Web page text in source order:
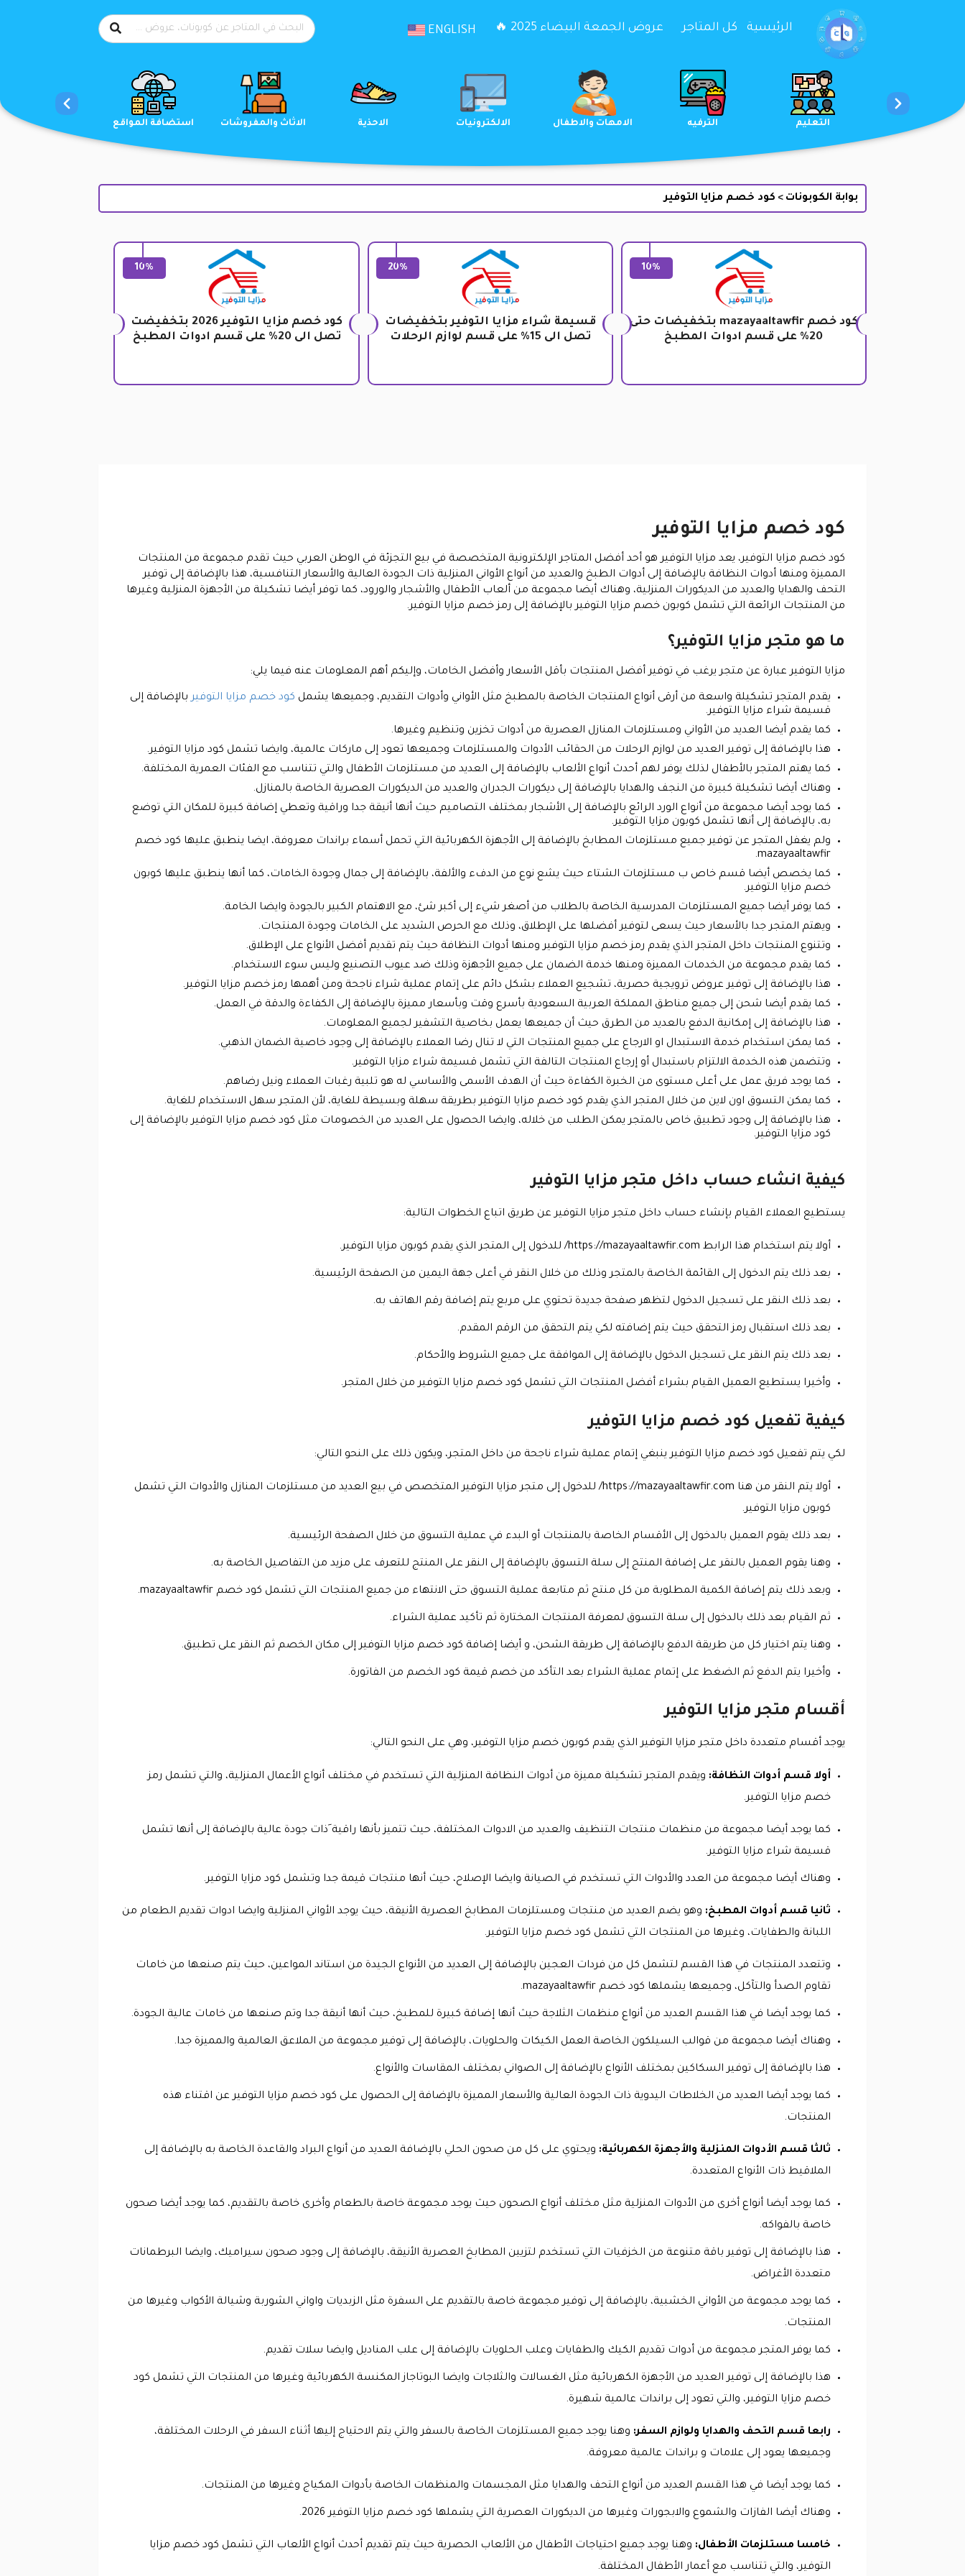
تخطي إلى المحتوى
الرئيسية كل المتاجر عروض الجمعة البيضاء 2025 🔥 ENGLISH
استضافة المواقع الاثاث والمفروشات الاحذية الالكترونيات الامهات والاطفال الترفيه التعليم الجمال والعناية الخدمات
بوابة الكوبونات > كود خصم مزايا التوفير
10%
كود خصم mazayaaltawfir بتخفيضات حتى
20% على قسم ادوات المطبخ
20%
قسيمة شراء مزايا التوفير بتخفيضات
تصل الى 15% على قسم لوازم الرحلات
10%
كود خصم مزايا التوفير 2026 بتخفيضت
تصل الى 20% على قسم ادوات المطبخ
كود خصم مزايا التوفير
كود خصم مزايا التوفير، يعد مزايا التوفير هو أحد أفضل المتاجر الإلكترونية المتخصصة في بيع التجزئة في الوطن العربي حيث تقدم مجموعة من المنتجات
المميزة ومنها أدوات النظافة بالإضافة إلى أدوات الطبخ والعديد من أنواع الأواني المنزلية ذات الجودة العالية والأسعار التنافسية، هذا بالإضافة إلى توفير
التحف والهدايا والعديد من الديكورات المنزلية، وهناك أيضا مجموعة من ألعاب الأطفال والأشجار والورود، كما توفر أيضا تشكيلة من الأجهزة المنزلية وغيرها
من المنتجات الرائعة التي تشمل كوبون خصم مزايا التوفير بالإضافة إلى رمز خصم مزايا التوفير.
ما هو متجر مزايا التوفير؟
مزايا التوفير عبارة عن متجر يرغب في توفير أفضل المنتجات بأقل الأسعار وأفضل الخامات، وإليكم أهم المعلومات عنه فيما يلي:
يقدم المتجر تشكيلة واسعة من أرقى أنواع المنتجات الخاصة بالمطبخ مثل الأواني وأدوات التقديم، وجميعها يشمل كود خصم مزايا التوفيربالإضافة إلى
قسيمة شراء مزايا التوفير.
كما يقدم أيضا العديد من الأواني ومستلزمات المنازل العصرية من أدوات تخزين وتنظيم وغيرها.
هذا بالإضافة إلى توفير العديد من لوازم الرحلات من الحقائب الأدوات والمستلزمات وجميعها تعود إلى ماركات عالمية، وايضا تشمل كود مزايا التوفير.
كما يهتم المتجر بالأطفال لذلك يوفر لهم أحدث أنواع الألعاب بالإضافة إلى العديد من مستلزمات الأطفال والتي تتناسب مع الفئات العمرية المختلفة.
وهناك أيضا تشكيلة كبيرة من النجف والهدايا بالإضافة إلى ديكورات الجدران والعديد من الديكورات العصرية الخاصة بالمنازل.
كما يوجد أيضا مجموعة من أنواع الورد الرائع بالإضافة إلى الأشجار بمختلف التصاميم حيث أنها أنيقة جدا وراقية وتعطي إضافة كبيرة للمكان التي توضع
به، بالإضافة إلى أنها تشمل كوبون مزايا التوفير.
ولم يغفل المتجر عن توفير جميع مستلزمات المطابخ بالإضافة إلى الأجهزة الكهربائية التي تحمل أسماء براندات معروفة، ايضا ينطبق عليها كود خصم
mazayaaltawfir.
كما يخصص أيضا قسم خاص ب مستلزمات الشتاء حيث يشع نوع من الدفء والألفة، بالإضافة إلى جمال وجودة الخامات، كما أنها ينطبق عليها كوبون
خصم مزايا التوفير.
كما يوفر أيضا جميع المستلزمات المدرسية الخاصة بالطلاب من أصغر شيء إلى أكبر شئ، مع الاهتمام الكبير بالجودة وايضا الخامة.
ويهتم المتجر جدا بالأسعار حيث يسعى لتوفير أفضلها على الإطلاق، وذلك مع الحرص الشديد على الخامات وجودة المنتجات.
وتتنوع المنتجات داخل المتجر الذي يقدم رمز خصم مزايا التوفير ومنها أدوات النظافة حيث يتم تقديم أفضل الأنواع على الإطلاق.
كما يقدم مجموعة من الخدمات المميزة ومنها خدمة الضمان على جميع الأجهزة وذلك ضد عيوب التصنيع وليس سوء الاستخدام.
هذا بالإضافة إلى توفير عروض ترويجية حصرية، تشجيع العملاء بشكل دائم على إتمام عملية شراء ناجحة ومن أهمها رمز خصم مزايا التوفير.
كما يقدم أيضا شحن إلى جميع مناطق المملكة العربية السعودية بأسرع وقت وبأسعار مميزة بالإضافة إلى الكفاءة والدقة في العمل.
هذا بالإضافة إلى إمكانية الدفع بالعديد من الطرق حيث أن جميعها يعمل بخاصية التشفير لجميع المعلومات.
كما يمكن استخدام خدمة الاستبدال او الارجاع على جميع المنتجات التي لا تنال رضا العملاء بالإضافة إلى وجود خاصية الضمان الذهبي.
وتتضمن هذه الخدمة الالتزام باستبدال أو إرجاع المنتجات التالفة التي تشمل قسيمة شراء مزايا التوفير.
كما يوجد فريق عمل على أعلى مستوى من الخبرة الكفاءة حيث أن الهدف الأسمى والأساسي له هو تلبية رغبات العملاء ونيل رضاهم.
كما يمكن التسوق اون لاين من خلال المتجر الذي يقدم كود خصم مزايا التوفير بطريقة سهلة وبسيطة للغاية، لأن المتجر سهل الاستخدام للغاية.
هذا بالإضافة إلى وجود تطبيق خاص بالمتجر يمكن الطلب من خلاله، وايضا الحصول على العديد من الخصومات مثل كود خصم مزايا التوفير بالإضافة إلى
كود مزايا التوفير.
كيفية انشاء حساب داخل متجر مزايا التوفير
يستطيع العملاء القيام بإنشاء حساب داخل متجر مزايا التوفير عن طريق اتباع الخطوات التالية:
أولا يتم استخدام هذا الرابط https://mazayaaltawfir.com/ للدخول إلى المتجر الذي يقدم كوبون مزايا التوفير.
بعد ذلك يتم الدخول إلى القائمة الخاصة بالمتجر وذلك من خلال النقر في أعلى جهة اليمين من الصفحة الرئيسية.
بعد ذلك النقر على تسجيل الدخول لتظهر صفحة جديدة تحتوي على مربع يتم إضافة رقم الهاتف به.
بعد ذلك استقبال رمز التحقق حيث يتم إضافته لكي يتم التحقق من الرقم المقدم.
بعد ذلك يتم النقر على تسجيل الدخول بالإضافة إلى الموافقة على جميع الشروط والأحكام.
وأخيرا يستطيع العميل القيام بشراء أفضل المنتجات التي تشمل كود خصم مزايا التوفير من خلال المتجر.
كيفية تفعيل كود خصم مزايا التوفير
لكي يتم تفعيل كود خصم مزايا التوفير ينبغي إتمام عملية شراء ناجحة من داخل المتجر، ويكون ذلك على النحو التالي:
أولا يتم النقر من هنا https://mazayaaltawfir.com/ للدخول إلى متجر مزايا التوفير المتخصص في بيع العديد من مستلزمات المنازل والأدوات التي تشمل
كوبون مزايا التوفير.
بعد ذلك يقوم العميل بالدخول إلى الأقسام الخاصة بالمنتجات أو البدء في عملية التسوق من خلال الصفحة الرئيسية.
وهنا يقوم العميل بالنقر على إضافة المنتج إلى سلة التسوق بالإضافة إلى النقر على المنتج للتعرف على مزيد من التفاصيل الخاصة به.
وبعد ذلك يتم إضافة الكمية المطلوبة من كل منتج ثم متابعة عملية التسوق حتى الانتهاء من جميع المنتجات التي تشمل كود خصم mazayaaltawfir.
ثم القيام بعد ذلك بالدخول إلى سلة التسوق لمعرفة المنتجات المختارة ثم تأكيد عملية الشراء.
وهنا يتم اختيار كل من طريقة الدفع بالإضافة إلى طريقة الشحن، و أيضا إضافة كود خصم مزايا التوفير إلى مكان الخصم ثم النقر على تطبيق.
وأخيرا يتم الدفع ثم الضغط على إتمام عملية الشراء بعد التأكد من خصم قيمة كود الخصم من الفاتورة.
أقسام متجر مزايا التوفير
يوجد أقسام متعددة داخل متجر مزايا التوفير الذي يقدم كوبون خصم مزايا التوفير، وهي على النحو التالي:
أولا قسم أدوات النظافة: ويقدم المتجر تشكيلة مميزة من أدوات النظافة المنزلية التي تستخدم في مختلف أنواع الأعمال المنزلية، والتي تشمل رمز
خصم مزايا التوفير.
كما يوجد أيضا مجموعة من منظمات منتجات التنظيف والعديد من الادوات المختلفة، حيث تتميز بأنها راقية َذات جودة عالية بالإضافة إلى أنها تشمل
قسيمة شراء مزايا التوفير.
وهناك أيضا مجموعة من العدد والأدوات التي تستخدم في الصيانة وايضا الإصلاح، حيث أنها منتجات قيمة جدا وتشمل كود مزايا التوفير.
ثانيا قسم أدوات المطبخ: وهو يضم العديد من منتجات ومستلزمات المطابخ العصرية الأنيقة، حيث يوجد الأواني المنزلية وايضا ادوات تقديم الطعام من
اللبانة والطفايات، وغيرها من المنتجات التي تشمل كود خصم مزايا التوفير.
وتتعدد المنتجات في هذا القسم لتشمل كل من فردات العجين بالإضافة إلى العديد من الأنواع الجيدة من استاند المواعين، حيث يتم صنعها من خامات
تقاوم الصدأ والتآكل، وجميعها يشملها كود خصم mazayaaltawfir.
كما يوجد أيضا في هذا القسم العديد من أنواع منظمات الثلاجة حيث أنها إضافة كبيرة للمطبخ، حيث أنها أنيقة جدا وتم صنعها من خامات عالية الجودة.
وهناك أيضا مجموعة من قوالب السيلكون الخاصة العمل الكيكات والحلويات، بالإضافة إلى توفير مجموعة من الملاعق العالمية والمميزة جدا.
هذا بالإضافة إلى توفير السكاكين بمختلف الأنواع بالإضافة إلى الصواني بمختلف المقاسات والأنواع.
كما يوجد أيضا العديد من الخلاطات اليدوية ذات الجودة العالية والأسعار المميزة بالإضافة إلى الحصول على كود خصم مزايا التوفير عن اقتناء هذه
المنتجات.
ثالثا قسم الأدوات المنزلية والأجهزة الكهربائية: ويحتوي على كل من صحون الحلي بالإضافة العديد من أنواع البراد والقاعدة الخاصة به بالإضافة إلى
الملاقيط ذات الأنواع المتعددة.
كما يوجد أيضا أنواع أخرى من الأدوات المنزلية مثل مختلف أنواع الصحون حيث يوجد مجموعة خاصة بالطعام وأخرى خاصة بالتقديم، كما يوجد أيضا صحون
خاصة بالفواكه.
هذا بالإضافة إلى توفير باقة متنوعة من الخزفيات التي تستخدم لتزيين المطابخ العصرية الأنيقة، بالإضافة إلى وجود صحون سيراميك، وايضا البرطمانات
متعددة الأغراض.
كما يوجد مجموعة من الأواني الخشبية، بالإضافة إلى توفير مجموعة خاصة بالتقديم على السفرة مثل الزبديات واواني الشوربة وشيالة الأكواب وغيرها من
المنتجات.
كما يوفر المتجر مجموعة من أدوات تقديم الكيك والطفايات وعلب الحلويات بالإضافة إلى علب المناديل وايضا سلات تقديم.
هذا بالإضافة إلى توفير العديد من الأجهزة الكهربائية مثل الغسالات والثلاجات وايضا البوتاجاز المكنسة الكهربائية وغيرها من المنتجات التي تشمل كود
خصم مزايا التوفير، والتي تعود إلى براندات عالمية شهيرة.
رابعا قسم التحف والهدايا ولوازم السفر: وهنا يوجد جميع المستلزمات الخاصة بالسفر والتي يتم الاحتياج إليها أثناء السفر في الرحلات المختلفة،
وجميعها يعود إلى علامات و براندات عالمية معروفة.
كما يوجد أيضا في هذا القسم العديد من أنواع التحف والهدايا مثل المجسمات والمنظمات الخاصة بأدوات المكياج وغيرها من المنتجات.
وهناك أيضا الفازات والشموع والابجورات وغيرها من الديكورات العصرية التي يشملها كود خصم مزايا التوفير 2026.
خامسا مستلزمات الأطفال: وهنا يوجد جميع احتياجات الأطفال من الألعاب الحصرية حيث يتم تقديم أحدث أنواع الألعاب التي تشمل كود خصم مزايا
التوفير، والتي تتناسب مع أعمار الأطفال المختلفة.